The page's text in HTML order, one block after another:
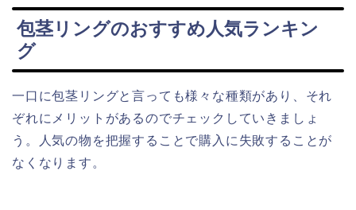
包茎リングのおすすめ人気ランキン
グ
一口に包茎リングと言っても様々な種類があり、それ
ぞれにメリットがあるのでチェックしていきましょ
う。人気の物を把握することで購入に失敗することが
なくなります。